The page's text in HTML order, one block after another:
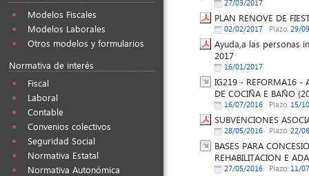
Modelos Fiscales
Modelos Laborales
Otros modelos y formularios
Normativa de interés
Fiscal
Laboral
Contable
Convenios colectivos
Seguridad Social
Normativa Estatal
Normativa Autonómica
27/03/2017
PLAN RENOVE DE
02/02/2017 Plazo: 29/
Ayuda,a las personas
2017
16/01/2017
IG219 - REFORMA16 -
DE COCIÑA E BAÑO
16/07/2016 Plazo: 15/
SUBVENCIONES
28/05/2016 Plazo: 22/
BASES PARA
REHABILITACION E
27/05/2016 Plazo: 11/